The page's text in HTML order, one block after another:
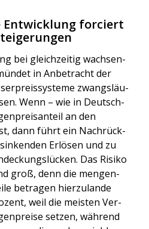
Entwicklung forciert
bei gleich­zei­tig wach­sen­
in Anbe­tracht der
zwangs­läu­
Wenn – wie in Deutsch­
an den
dann führt ein Nach­rück­
Erlö­sen und zu
Das Risi­ko
groß, denn die men­gen­
betra­gen hier­zu­lan­de
weil die meis­ten Ver­
set­zen, wäh­rend